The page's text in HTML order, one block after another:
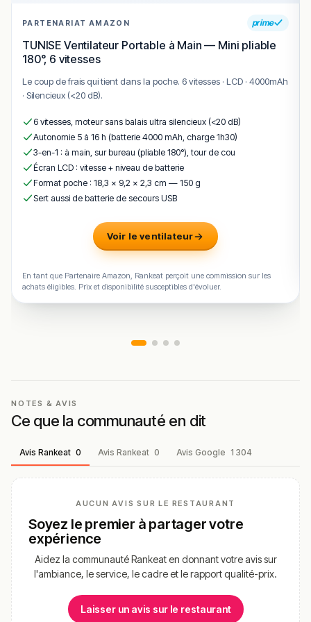
nobles comme le pigeon, le ris de veau ou les
langoustines rythment également les menus au gré des
arrivages.
Le riz au lait s’est imposé comme l’un des desserts
emblématiques de la maison, régulièrement cité par les
porté par de beaux accords mets et vins et par un
rapport qualité-prix salué comme exemplaire pour ce
niveau d’exigence.
🍽️ Carte & plats emblématiques
entrée délicate mêlant la douceur du tourteau à la
fraîcheur agrume du pamplemousse.
précision, rehaussé de notes d’agrumes.
Pigeon de saison– volaille noble travaillée selon
– abat prisé des tables
alliance automnale équilibrée.
Riz au lait
– dessert phare de la maison,
régulièrement cité comme un souvenir marquant.
Le sentiment global est exceptionnellement positif.
« Une excellente table », « la réputation de ce restaurant
est bien méritée » : les convives saluent une expérience
à la hauteur des attentes, dans un registre
gastronomique abouti.
La cuisine du chef fait l’objet des éloges les plus
appuyés. Les avis évoquent « des associations
PARTENARIAT AMAZON prime
TUNISE Ventilateur Portable à Main — Mini pliable
180°, 6 vitesses
Le coup de frais qui tient dans la poche. 6 vitesses · LCD · 4000mAh
· Silencieux (<20 dB).
6 vitesses, moteur sans balais ultra silencieux (<20 dB)
Autonomie 5 à 16 h (batterie 4000 mAh, charge 1h30)
3-en-1 : à main, sur bureau (pliable 180°), tour de cou
Écran LCD : vitesse + niveau de batterie
Format poche : 18,3 × 9,2 × 2,3 cm — 150 g
Sert aussi de batterie de secours USB
Voir le ventilateur
En tant que Partenaire Amazon, Rankeat perçoit une commission sur les
achats éligibles. Prix et disponibilité susceptibles d'évoluer.
NOTES & AVIS
Ce que la communauté en dit
Avis Rankeat 0 Avis Rankeat 0 Avis Google 1 304
AUCUN AVIS SUR LE RESTAURANT
Soyez le premier à partager votre
expérience
Aidez la communauté Rankeat en donnant votre avis sur
l'ambiance, le service, le cadre et le rapport qualité-prix.
Laisser un avis sur le restaurant